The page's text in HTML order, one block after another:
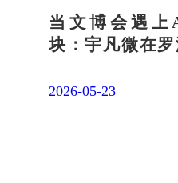
当文博会遇上
块：宇凡微在罗
答卷
2026-05-23